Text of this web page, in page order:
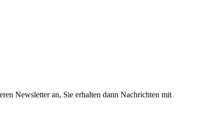
Newsletter an, Sie erhalten dann Nachrichten mit